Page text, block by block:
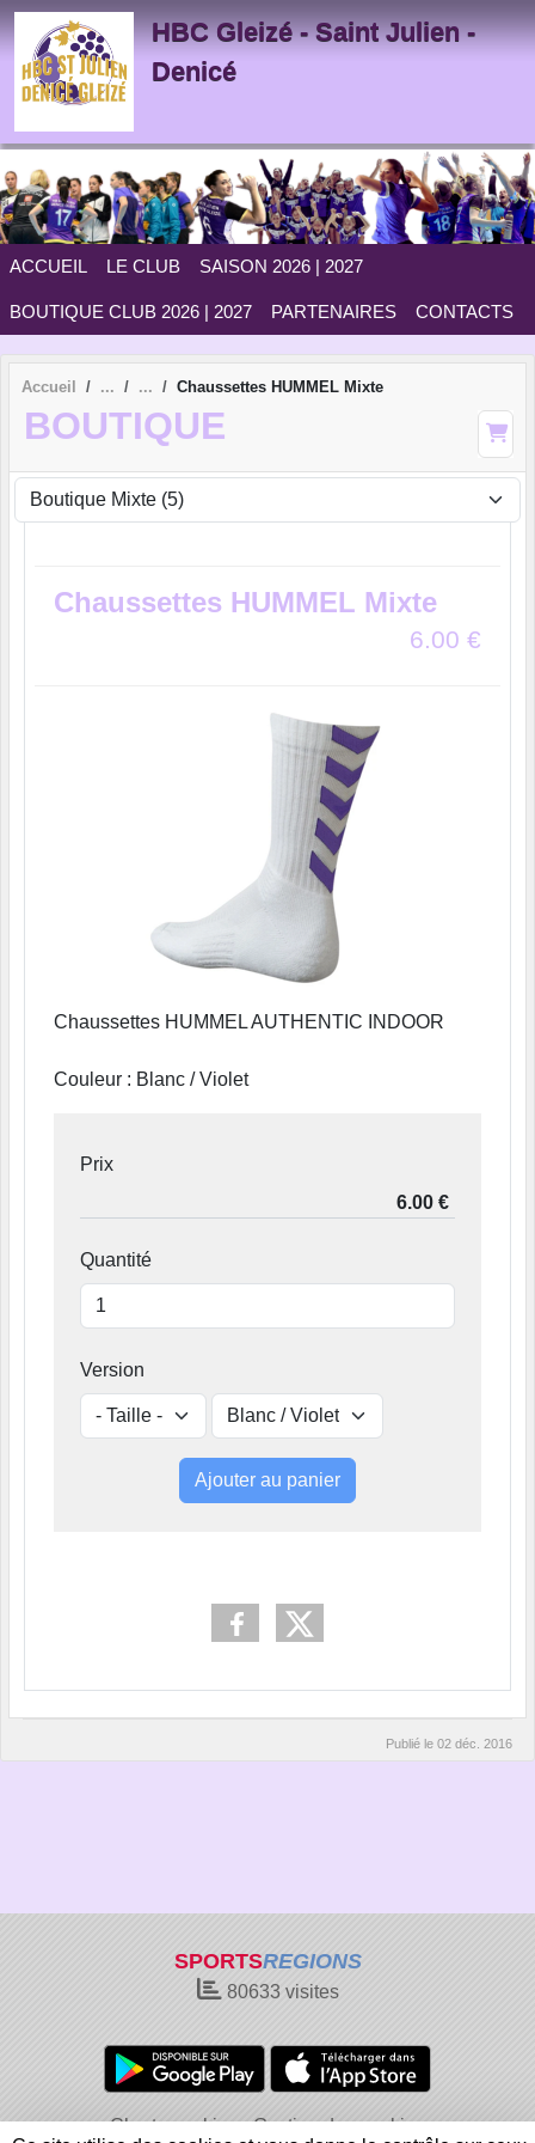
HBC Gleizé - Saint Julien -
Denicé
ACCUEIL LE CLUB SAISON 2026 | 2027
BOUTIQUE CLUB 2026 | 2027 PARTENAIRES CONTACTS
Accueil Chaussettes HUMMEL Mixte
BOUTIQUE
Chaussettes HUMMEL Mixte
6.00 €
Chaussettes HUMMEL AUTHENTIC INDOOR
Couleur : Blanc / Violet
Prix
Quantité
Version
Ajouter au panier
Publié le 02 déc. 2016
SPORTSREGIONS
80633visites
Charte cookies
Gestion des cookies
Panneau de gestion des cookies